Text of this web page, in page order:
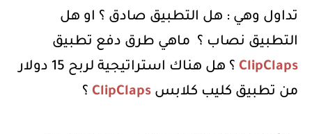
تداول وهي : هل التطبيق صادق ؟ او هل
التطبيق نصاب ؟ ماهي طرق دفع تطبيق
ClipClaps
؟ هل هناك استراتيجية لربح 15 دولار
من تطبيق كليب كلابس ClipClaps ؟